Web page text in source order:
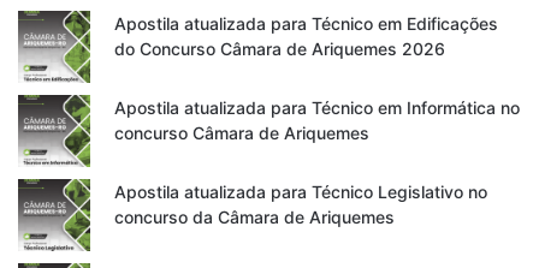
Apostila atualizada para Técnico em Edificações
do Concurso Câmara de Ariquemes 2026
Apostila atualizada para Técnico em Informática no
concurso Câmara de Ariquemes
Apostila atualizada para Técnico Legislativo no
concurso da Câmara de Ariquemes